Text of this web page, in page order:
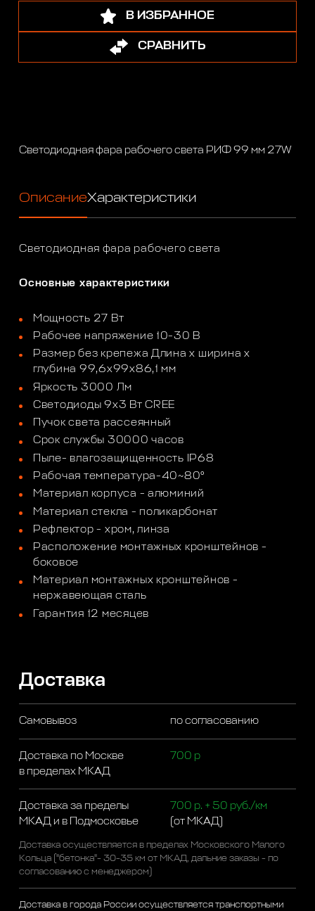
В ИЗБРАННОЕ
СРАВНИТЬ
Светодиодная фара рабочего света РИФ 99 мм 27W
ОписаниеХарактеристики
Светодиодная фара рабочего света
Основные характеристики
Мощность 27 Вт
Рабочее напряжение 10-30 В
Размер без крепежа Длина х ширина х
глубина 99,6х99х86,1 мм
Яркость 3000 Лм
Светодиоды 9х3 Вт CREE
Пучок света рассеянный
Срок службы 30000 часов
Пыле- влагозащищенность IP68
Рабочая температура-40~80°
Материал корпуса - алюминий
Материал стекла - поликарбонат
Рефлектор - хром, линза
Расположение монтажных кронштейнов -
боковое
Материал монтажных кронштейнов -
нержавеющая сталь
Гарантия 12 месяцев
Доставка
Самовывоз по согласованию
Доставка по Москве
в пределах МКАД
700 р
Доставка за пределы
МКАД и в Подмосковье
700 р. + 50 руб./км
(от МКАД)
Доставка осуществляется в пределах Московского Малого
Кольца ("бетонка"- 30-35 км от МКАД, дальние заказы - по
согласованию с менеджером)
Доставка в города России осуществляется транспортными